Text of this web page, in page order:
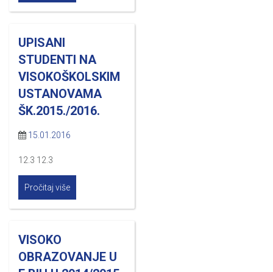
UPISANI
STUDENTI NA
VISOKOŠKOLSKIM
USTANOVAMA
ŠK.2015./2016.
15.01.2016
12.3 12.3
Pročitaj više
VISOKO
OBRAZOVANJE U